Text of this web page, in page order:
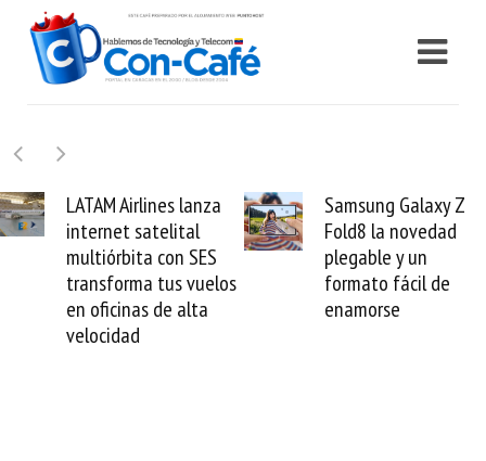
Samsung Galaxy Z
Fold8 la novedad
plegable y un
formato fácil de
enamorse
Cashea levanta 100
millones de dólares y
valida el crédito del
venezolano ante el
mundo